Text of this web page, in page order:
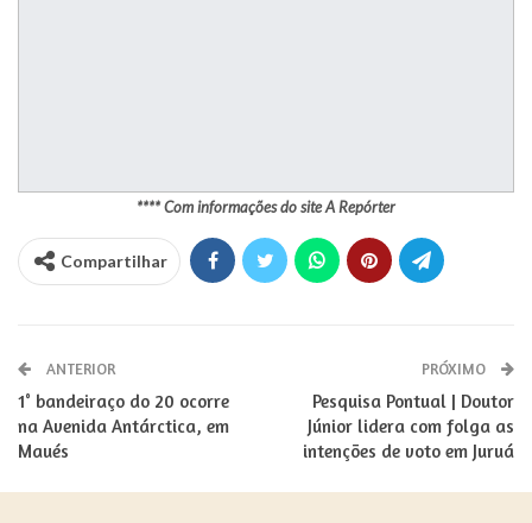
**** Com informações do site A Repórter
Compartilhar
ANTERIOR
1° bandeiraço do 20 ocorre
na Avenida Antárctica, em
Maués
PRÓXIMO
Pesquisa Pontual | Doutor
Júnior lidera com folga as
intenções de voto em Juruá